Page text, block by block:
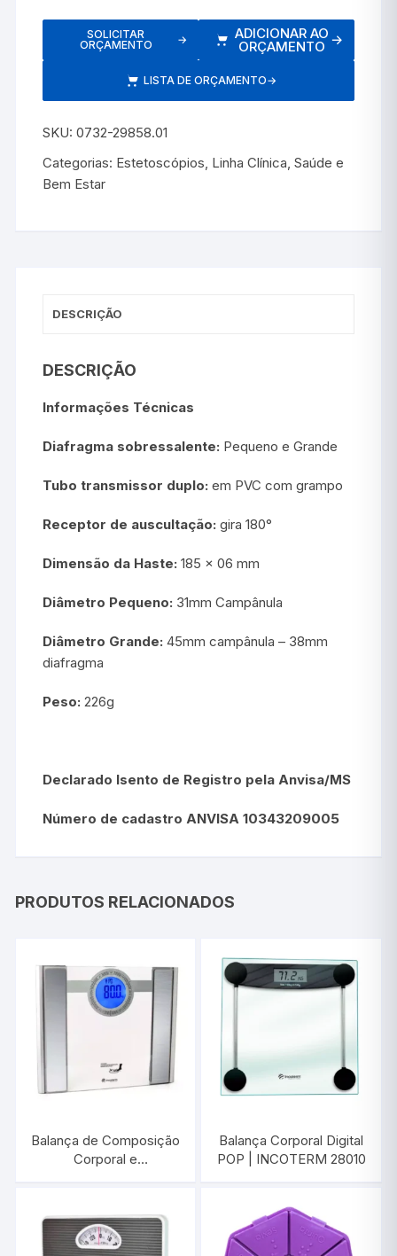
SOLICITAR
ORÇAMENTO
→ ADICIONAR AO
ORÇAMENTO →
LISTA DE ORÇAMENTO→
SKU:0732-29858.01
Categorias: Estetoscópios, Linha Clínica,Saúde e
Bem Estar
DESCRIÇÃO
DESCRIÇÃO
Informações Técnicas
Diafragma sobressalente: Pequeno e Grande
Tubo transmissor duplo: em PVC com grampo
Receptor de auscultação: gira 180°
Dimensão da Haste: 185 x 06 mm
Diâmetro Pequeno: 31mm Campânula
Diâmetro Grande: 45mm campânula – 38mm
diafragma
Peso: 226g
Declarado Isento de Registro pela Anvisa/MS
Número de cadastro ANVISA 10343209005
PRODUTOS RELACIONADOS
Balança de Composição
Corporal e
Balança Corporal Digital
POP | INCOTERM 28010